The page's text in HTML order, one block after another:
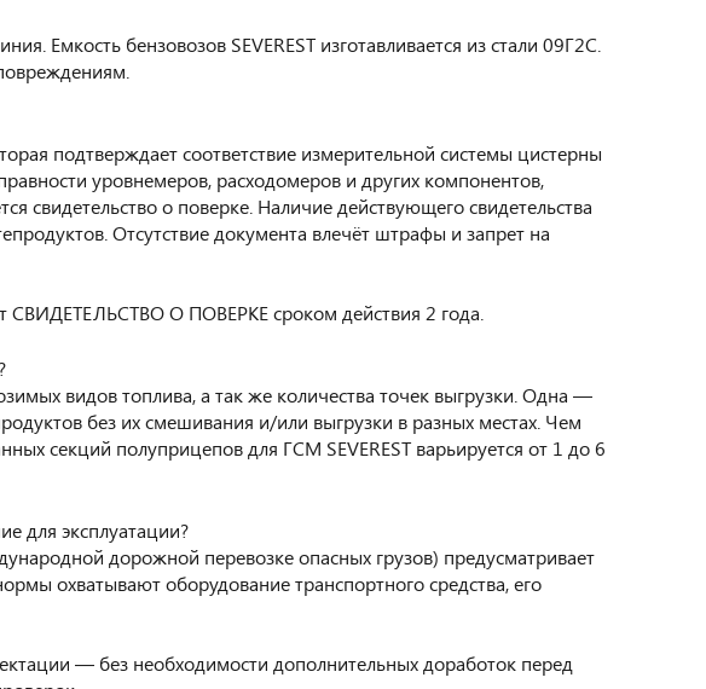
Емкость бензовозов SEVEREST изготавливается из стали 09Г2С.
подтверждает соответствие измерительной системы цистерны
уровнемеров, расходомеров и других компонентов,
о поверке. Наличие действующего свидетельства
Отсутствие документа влечёт штрафы и запрет на
СВИДЕТЕЛЬСТВО О ПОВЕРКЕ сроком действия 2 года.
видов топлива, а так же количества точек выгрузки. Одна —
без их смешивания и/или выгрузки в разных местах. Чем
секций полуприцепов для ГСМ SEVEREST варьируется от 1 до 6
для эксплуатации?
дорожной перевозке опасных грузов) предусматривает
охватывают оборудование транспортного средства, его
— без необходимости дополнительных доработок перед